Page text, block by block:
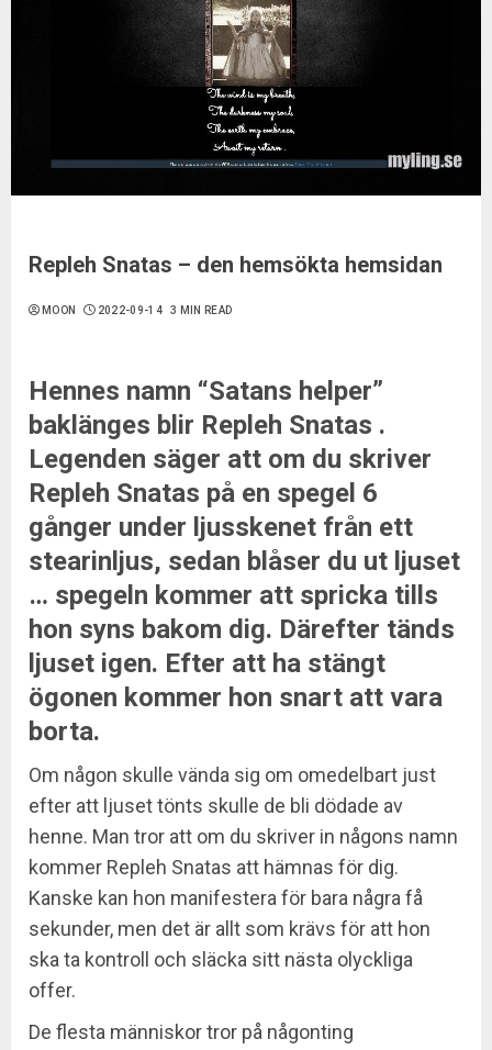
Repleh Snatas – den hemsökta hemsidan
MOON 2022-09-14 3 MIN READ
Hennes namn “Satans helper”
baklänges blir Repleh Snatas .
Legenden säger att om du skriver
Repleh Snatas på en spegel 6
gånger under ljusskenet från ett
stearinljus, sedan blåser du ut ljuset
… spegeln kommer att spricka tills
hon syns bakom dig. Därefter tänds
ljuset igen. Efter att ha stängt
ögonen kommer hon snart att vara
borta.
Om någon skulle vända sig om omedelbart just
efter att ljuset tönts skulle de bli dödade av
henne. Man tror att om du skriver in någons namn
kommer Repleh Snatas att hämnas för dig.
Kanske kan hon manifestera för bara några få
sekunder, men det är allt som krävs för att hon
ska ta kontroll och släcka sitt nästa olyckliga
offer.
De flesta människor tror på någonting